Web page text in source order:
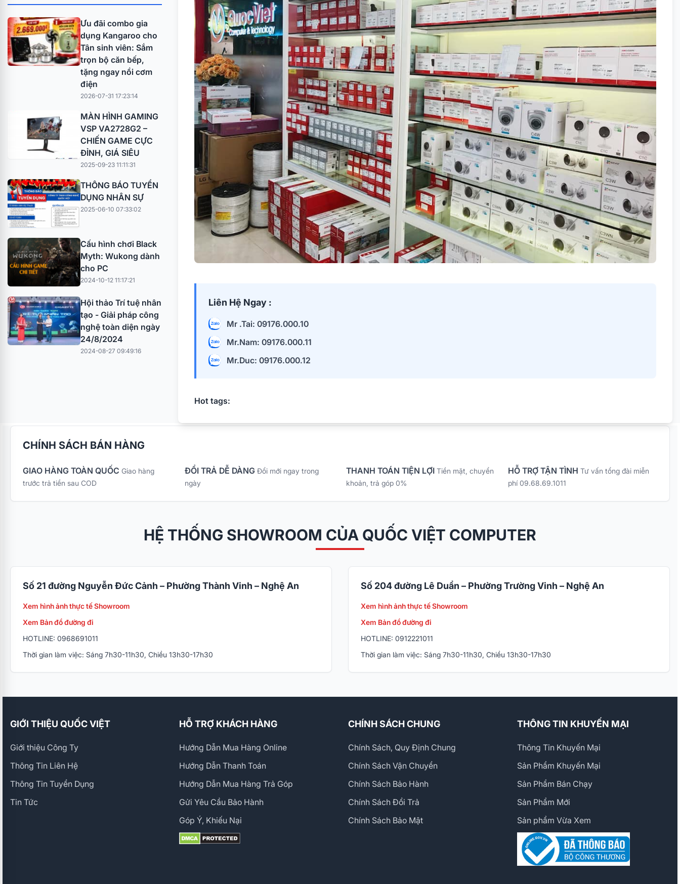
Ưu đãi combo gia
dụng Kangaroo cho
Tân sinh viên: Sắm
trọn bộ căn bếp,
tặng ngay nồi cơm
điện
2026-07-31 17:23:14
MÀN HÌNH GAMING
VSP VA2728G2 –
CHIẾN GAME CỰC
ĐỈNH, GIÁ SIÊU
2025-09-23 11:11:31
THÔNG BÁO TUYỂN
DỤNG NHÂN SỰ
2025-06-10 07:33:02
Cấu hình chơi Black
Myth: Wukong dành
cho PC
2024-10-12 11:17:21
Hội thảo Trí tuệ nhân
tạo - Giải pháp công
nghệ toàn diện ngày
24/8/2024
2024-08-27 09:49:16
Liên Hệ Ngay :
Mr .Tai: 09176.000.10
Mr.Nam: 09176.000.11
Mr.Duc: 09176.000.12
Hot tags:
CHÍNH SÁCH BÁN HÀNG
GIAO HÀNG TOÀN QUỐC Giao hàng
trước trả tiền sau COD
ĐỔI TRẢ DỄ DÀNG Đổi mới ngay trong
ngày
THANH TOÁN TIỆN LỢI Tiền mặt, chuyển
khoản, trả góp 0%
HỖ TRỢ TẬN TÌNH Tư vấn tổng đài miễn
phí 09.68.69.1011
HỆ THỐNG SHOWROOM CỦA QUỐC VIỆT COMPUTER
Số 21 đường Nguyễn Đức Cảnh – Phường Thành Vinh – Nghệ An
Xem hình ảnh thực tế Showroom
Xem Bản đồ đường đi
HOTLINE: 0968691011
Thời gian làm việc: Sáng 7h30-11h30, Chiều 13h30-17h30
Số 204 đường Lê Duẩn – Phường Trường Vinh – Nghệ An
Xem hình ảnh thực tế Showroom
Xem Bản đồ đường đi
HOTLINE: 0912221011
Thời gian làm việc: Sáng 7h30-11h30, Chiều 13h30-17h30
GIỚI THIỆU QUỐC VIỆT
Giới thiệu Công Ty
Thông Tin Liên Hệ
Thông Tin Tuyển Dụng
Tin Tức
HỖ TRỢ KHÁCH HÀNG
Hướng Dẫn Mua Hàng Online
Hướng Dẫn Thanh Toán
Hướng Dẫn Mua Hàng Trả Góp
Gửi Yêu Cầu Bảo Hành
Góp Ý, Khiếu Nại
CHÍNH SÁCH CHUNG
Chính Sách, Quy Định Chung
Chính Sách Vận Chuyển
Chính Sách Bảo Hành
Chính Sách Đổi Trả
Chính Sách Bảo Mật
THÔNG TIN KHUYẾN MẠI
Thông Tin Khuyến Mại
Sản Phẩm Khuyến Mại
Sản Phẩm Bán Chạy
Sản Phẩm Mới
Sản phẩm Vừa Xem